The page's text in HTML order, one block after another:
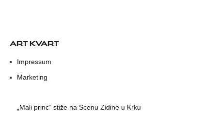
ART KVART
Impressum
Marketing
„Mali princ“ stiže na Scenu Zidine u Krku